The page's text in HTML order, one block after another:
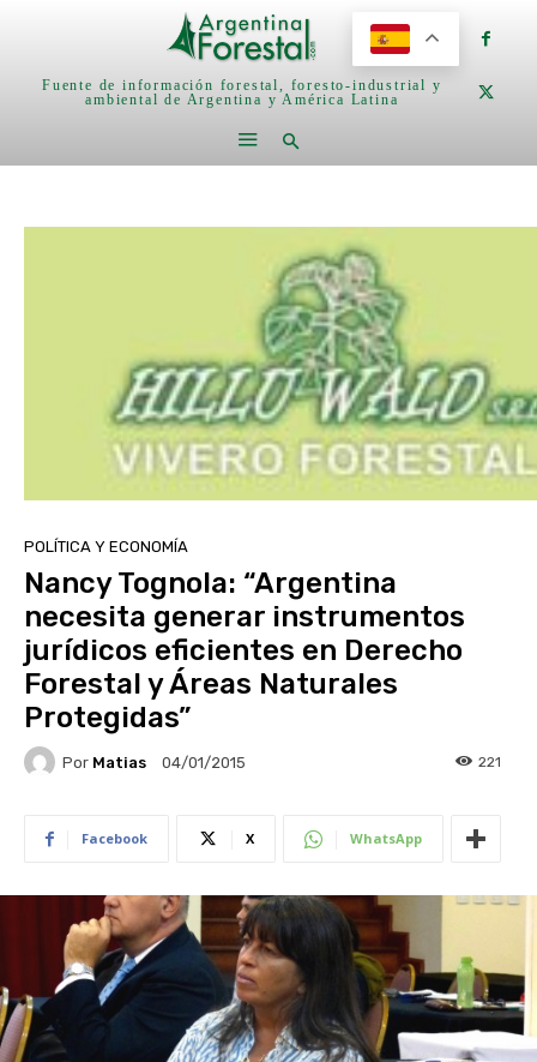
Fuente de información forestal, foresto-industrial y
ambiental de Argentina y América Latina
POLÍTICA Y ECONOMÍA
Nancy Tognola: “Argentina
necesita generar instrumentos
jurídicos eficientes en Derecho
Forestal y Áreas Naturales
Protegidas”
Por Matias 04/01/2015 221
Facebook X WhatsApp